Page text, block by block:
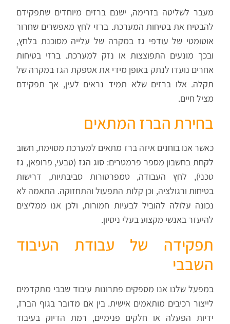
מעבר לשליטה בזרימה, ישנם ברזים מיוחדים שתפקידם
להבטיח את בטיחות המערכת. ברזי לחץ מאפשרים שחרור
אוטומטי של עודפי גז במקרה של עלייה מסוכנת בלחץ,
ובכך מונעים התפוצצות או נזק למערכת. ברזי בטיחות
אחרים נועדו לנתק באופן מידי את אספקת הגז במקרה של
תקלה. אלו ברזים שלא תמיד נראים לעין, אך תפקידם
מציל חיים.
בחירת הברז המתאים
כאשר אנו בוחנים איזה ברז מתאים למערכת מסוימת, חשוב
לקחת בחשבון מספר פרמטרים: סוג הגז (טבעי, פרופאן, גז
טכני), לחץ העבודה, טמפרטורות סביבתיות, דרישות
בטיחות ורגולציה, וכן קלות התפעול והתחזוקה. התאמה לא
נכונה עלולה להוביל לבעיות חמורות, ולכן אנו ממליצים
להיעזר באנשי מקצוע בעלי ניסיון.
תפקידה של עבודת העיבוד
השבבי
במפעל שלנו אנו מספקים פתרונות עיבוד שבבי מתקדמים
לייצור רכיבים מותאמים אישית. בין אם מדובר בגוף הברז,
ידיות הפעלה או חלקים פנימיים, רמת הדיוק בעיבוד